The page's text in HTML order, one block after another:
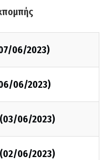
06/2023)
06/2023)
06/2023)
06/2023)